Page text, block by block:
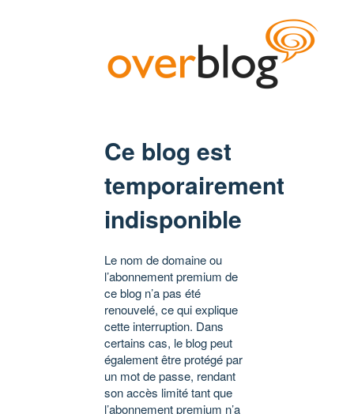
Ce blog est
temporairement
indisponible
Le nom de domaine ou
l’abonnement premium de
ce blog n’a pas été
renouvelé, ce qui explique
cette interruption. Dans
certains cas, le blog peut
également être protégé par
un mot de passe, rendant
son accès limité tant que
l’abonnement premium n’a